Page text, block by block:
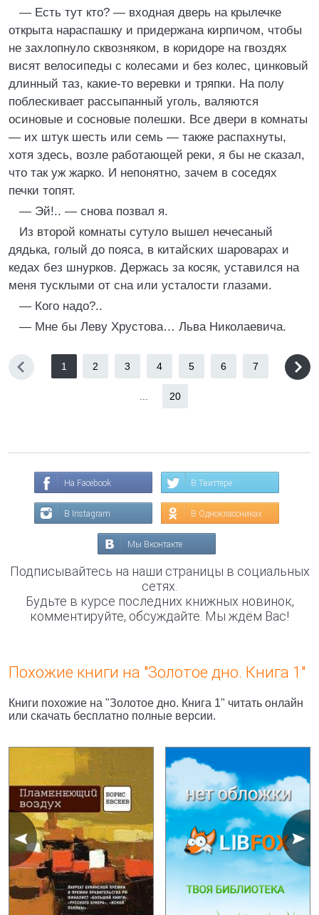
— Есть тут кто? — входная дверь на крылечке
открыта нараспашку и придержана кирпичом, чтобы
не захлопнуло сквозняком, в коридоре на гвоздях
висят велосипеды с колесами и без колес, цинковый
длинный таз, какие-то веревки и тряпки. На полу
поблескивает рассыпанный уголь, валяются
осиновые и сосновые полешки. Все двери в комнаты
— их штук шесть или семь — также распахнуты,
хотя здесь, возле работающей реки, я бы не сказал,
что так уж жарко. И непонятно, зачем в соседях
печки топят.
— Эй!.. — снова позвал я.
Из второй комнаты сутуло вышел нечесаный
дядька, голый до пояса, в китайских шароварах и
кедах без шнурков. Держась за косяк, уставился на
меня тусклыми от сна или усталости глазами.
— Кого надо?..
— Мне бы Леву Хрустова… Льва Николаевича.
1 2 3 4 5 6 7
20
На Facebook В Твиттере
В Instagram В Одноклассниках
Мы Вконтакте
Подписывайтесь на наши страницы в социальных
сетях.
Будьте в курсе последних книжных новинок,
комментируйте, обсуждайте. Мы ждём Вас!
Похожие книги на "Золотое дно. Книга 1"
Книги похожие на "Золотое дно. Книга 1" читать онлайн
или скачать бесплатно полные версии.